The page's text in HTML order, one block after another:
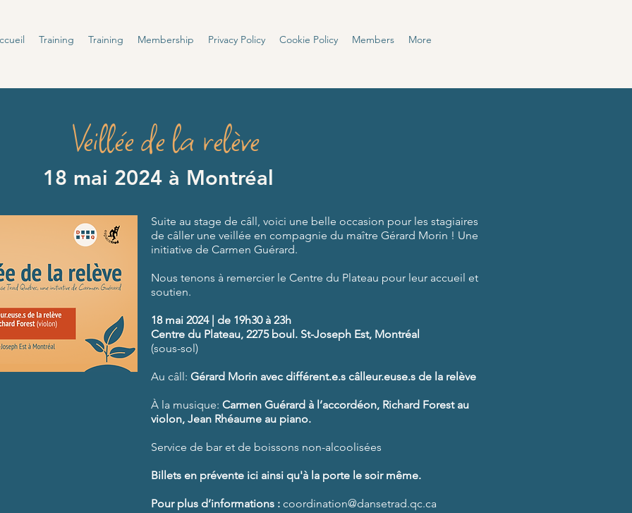
Training Training Membership Privacy Policy Cookie Policy Members More
Veillée de la relève
18 mai 2024 à Montréal
Suite au stage de câll, voici une belle occasion pour les stagiaires
de câller une veillée en compagnie du maître Gérard Morin ! Une
initiative de Carmen Guérard.
Nous tenons à remercier le Centre du Plateau pour leur accueil et
soutien.
18 mai 2024 | de 19h30 à 23h
Centre du Plateau, 2275 boul. St-Joseph Est, Montréal
(sous-sol)
Au câll: Gérard Morin avec différent.e.s câlleur.euse.s de la relève
À la musique: Carmen Guérard à l’accordéon, Richard Forest au
violon, Jean Rhéaume au piano.
Service de bar et de boissons non-alcoolisées
Billets en prévente ici ainsi qu'à la porte le soir même.
Pour plus d’informations : coordination@dansetrad.qc.ca